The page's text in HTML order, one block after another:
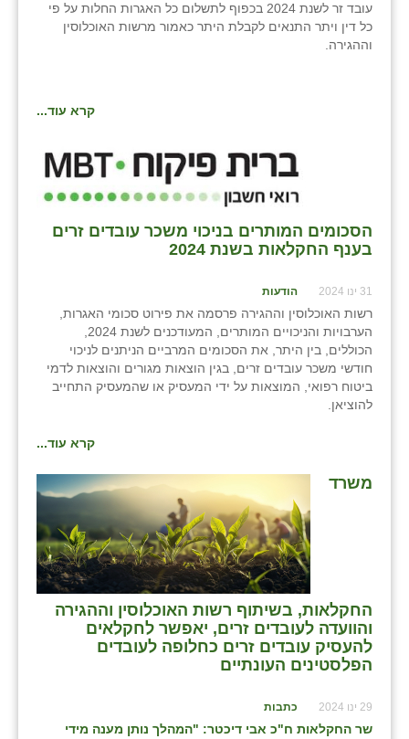
עובד זר לשנת 2024 בכפוף לתשלום כל האגרות החלות על פי
כל דין ויתר התנאים לקבלת היתר כאמור מרשות האוכלוסין
וההגירה.
קרא עוד...
הסכומים המותרים בניכוי משכר עובדים זרים
בענף החקלאות בשנת 2024
31 ינו 2024 הודעות
רשות האוכלוסין וההגירה פרסמה את פירוט סכומי האגרות,
הכוללים, בין היתר, את הסכומים המרביים הניתנים לניכוי
חודשי משכר עובדים זרים, בגין הוצאות מגורים והוצאות לדמי
ביטוח רפואי, המוצאות על ידי המעסיק או שהמעסיק התחייב
להוציאן.
קרא עוד...
משרד
החקלאות, בשיתוף רשות האוכלוסין וההגירה
והוועדה לעובדים זרים, יאפשר לחקלאים
להעסיק עובדים זרים כחלופה לעובדים
הפלסטינים העונתיים
29 ינו 2024 כתבות
שר החקלאות ח"כ אבי דיכטר: "המהלך נותן מענה מידי